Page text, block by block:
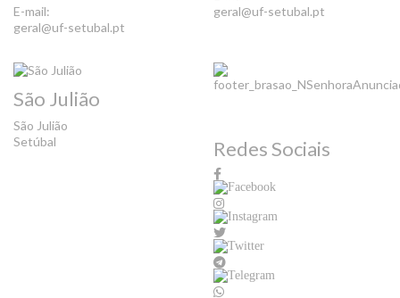
E-mail:
geral@uf-setubal.pt
geral@uf-setubal.pt
São Julião
São Julião
Setúbal
Redes Sociais